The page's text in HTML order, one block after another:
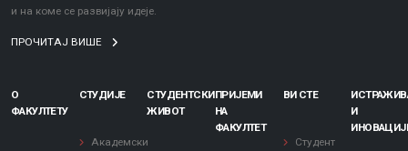
и на коме се развијају идеје.
ПРОЧИТАЈ ВИШЕ
О
ФАКУЛТЕТУ
СТУДИЈЕ
Академски
СТУДЕНТСКИ
ЖИВОТ
ПРИЈЕМИ
НА
ФАКУЛТЕТ
ВИ СТЕ
Студент
И